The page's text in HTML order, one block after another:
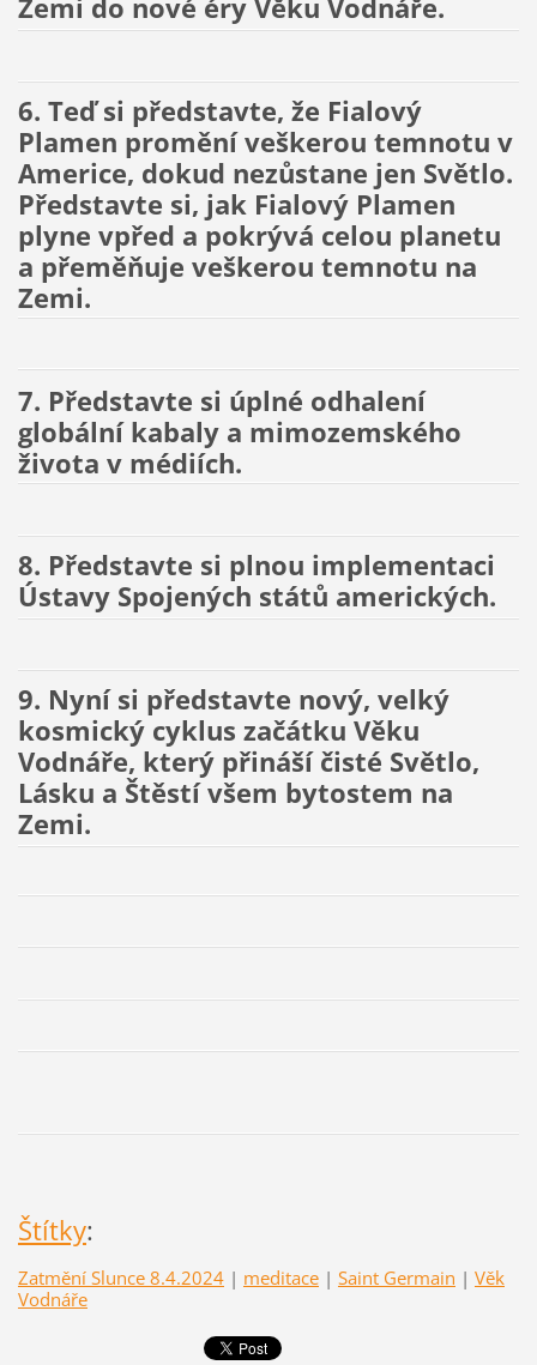
Zemi do nové éry Věku Vodnáře.
6. Teď si představte, že Fialový
Plamen promění veškerou temnotu v
Americe, dokud nezůstane jen Světlo.
Představte si, jak Fialový Plamen
plyne vpřed a pokrývá celou planetu
a přeměňuje veškerou temnotu na
Zemi.
7. Představte si úplné odhalení
globální kabaly a mimozemského
života v médiích.
8. Představte si plnou implementaci
Ústavy Spojených států amerických.
9. Nyní si představte nový, velký
kosmický cyklus začátku Věku
Vodnáře, který přináší čisté Světlo,
Lásku a Štěstí všem bytostem na
Zemi.
Štítky:
Zatmění Slunce 8.4.2024 | meditace | Saint Germain | Věk
Vodnáře